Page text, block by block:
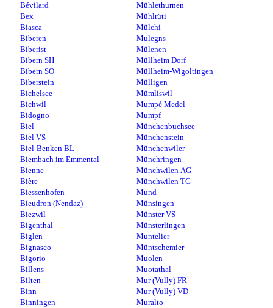
Bévilard
Bex
Biasca
Biberen
Biberist
Bibern SH
Bibern SO
Biberstein
Bichelsee
Bichwil
Bidogno
Biel
Biel VS
Biel-Benken BL
Biembach im Emmental
Bienne
Bière
Biessenhofen
Bieudron (Nendaz)
Biezwil
Bigenthal
Biglen
Bignasco
Bigorio
Billens
Bilten
Binn
Binningen
Mühlethurnen
Mühlrüti
Mülchi
Mulegns
Mülenen
Müllheim Dorf
Müllheim-Wigoltingen
Mülligen
Mümliswil
Mumpé Medel
Mumpf
Münchenbuchsee
Münchenstein
Münchenwiler
Münchringen
Münchwilen AG
Münchwilen TG
Mund
Münsingen
Münster VS
Münsterlingen
Muntelier
Müntschemier
Muolen
Muotathal
Mur (Vully) FR
Mur (Vully) VD
Muralto